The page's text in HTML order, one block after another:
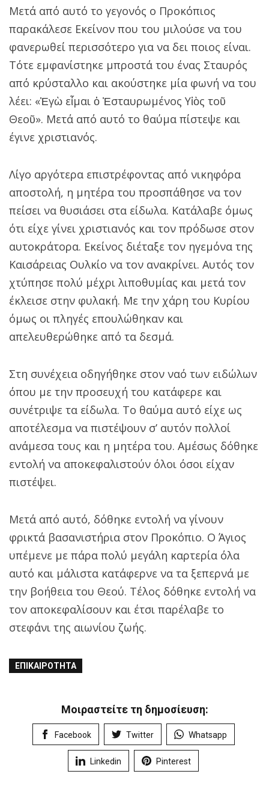
Μετά από αυτό το γεγονός ο Προκόπιος
παρακάλεσε Εκείνον που του μιλούσε να του
φανερωθεί περισσότερο για να δει ποιος είναι.
Τότε εμφανίστηκε μπροστά του ένας Σταυρός
από κρύσταλλο και ακούστηκε μία φωνή να του
λέει: «Ἐγὼ εἶμαι ὁ Ἐσταυρωμένος Υἱὸς τοῦ
Θεοῦ». Μετά από αυτό το θαύμα πίστεψε και
έγινε χριστιανός.
Λίγο αργότερα επιστρέφοντας από νικηφόρα
αποστολή, η μητέρα του προσπάθησε να τον
πείσει να θυσιάσει στα είδωλα. Κατάλαβε όμως
ότι είχε γίνει χριστιανός και τον πρόδωσε στον
αυτοκράτορα. Εκείνος διέταξε τον ηγεμόνα της
Καισάρειας Ουλκίο να τον ανακρίνει. Αυτός τον
χτύπησε πολύ μέχρι λιποθυμίας και μετά τον
έκλεισε στην φυλακή. Με την χάρη του Κυρίου
όμως οι πληγές επουλώθηκαν και
απελευθερώθηκε από τα δεσμά.
Στη συνέχεια οδηγήθηκε στον ναό των ειδώλων
όπου με την προσευχή του κατάφερε και
συνέτριψε τα είδωλα. Το θαύμα αυτό είχε ως
αποτέλεσμα να πιστέψουν σ’ αυτόν πολλοί
ανάμεσα τους και η μητέρα του. Αμέσως δόθηκε
εντολή να αποκεφαλιστούν όλοι όσοι είχαν
πιστέψει.
Μετά από αυτό, δόθηκε εντολή να γίνουν
φρικτά βασανιστήρια στον Προκόπιο. Ο Άγιος
υπέμενε με πάρα πολύ μεγάλη καρτερία όλα
αυτό και μάλιστα κατάφερνε να τα ξεπερνά με
την βοήθεια του Θεού. Τέλος δόθηκε εντολή να
τον αποκεφαλίσουν και έτσι παρέλαβε το
στεφάνι της αιωνίου ζωής.
ΕΠΙΚΑΙΡΌΤΗΤΑ
Μοιραστείτε τη δημοσίευση:
Facebook Twitter Whatsapp
Linkedin Pinterest